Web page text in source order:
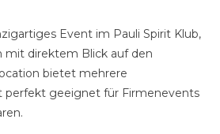
Event im Pauli Spirit Klub,
mit direktem Blick auf den
bietet mehrere
perfekt geeignet für Firmenevents